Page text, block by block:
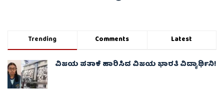
Trending Comments Latest
ವಿಜಯ ಪತಾಕೆ ಹಾರಿಸಿದ ವಿಜಯ ಭಾರತಿ ವಿದ್ಯಾರ್ಥಿನಿ!